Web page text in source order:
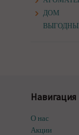
ДОМ
Навигация
О нас
Акции